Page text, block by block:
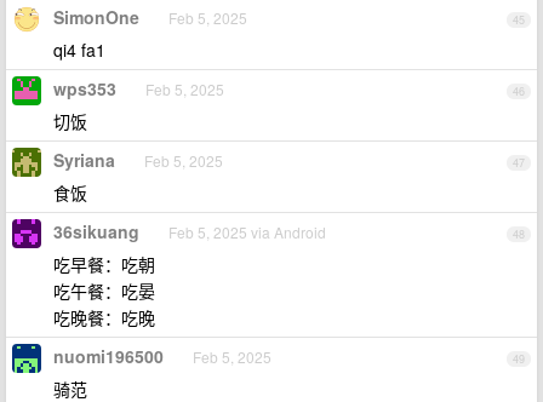
45
SimonOne Feb 5, 2025
qi4 fa1
46
wps353 Feb 5, 2025
切饭
47
Syriana Feb 5, 2025
食饭
48
36sikuang Feb 5, 2025 via Android
吃早餐：吃朝
吃午餐：吃晏
吃晚餐：吃晚
49
nuomi196500 Feb 5, 2025
骑范